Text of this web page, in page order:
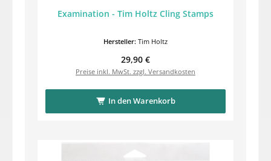
Examination - Tim Holtz Cling Stamps
Hersteller: Tim Holtz
Regulärer Preis:
29,90 €
Preise inkl. MwSt. zzgl. Versandkosten
In den Warenkorb